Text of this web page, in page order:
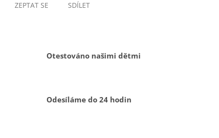
ZEPTAT SE SDÍLET
Otestováno našimi dětmi
Odesíláme do 24 hodin